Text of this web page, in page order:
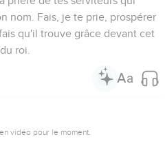
nom. Fais, je te prie, prospérer
qu'il trouve grâce devant cet
roi.
vidéo pour le moment.